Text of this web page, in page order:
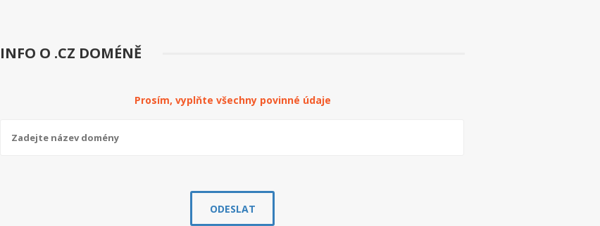
INFO O .CZ DOMÉNĚ
Prosím, vyplňte všechny povinné údaje